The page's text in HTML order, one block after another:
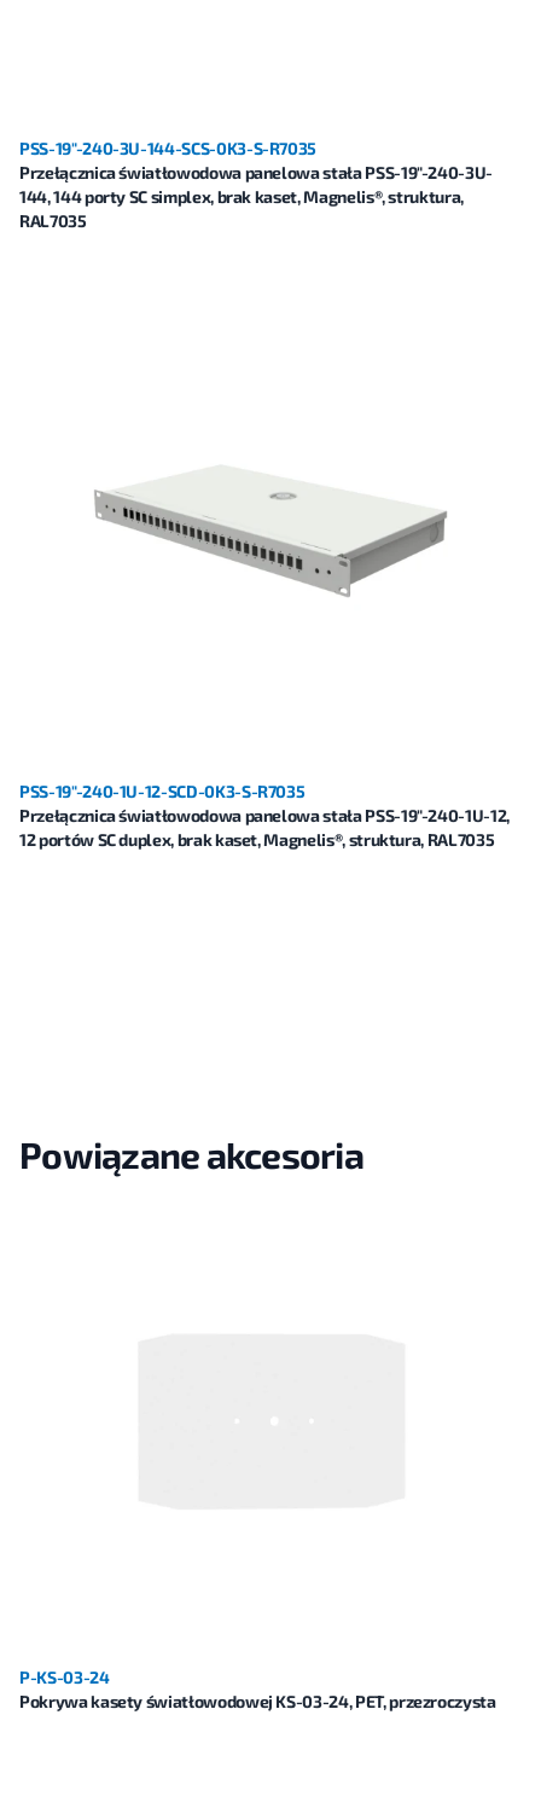
PSS-19"-240-3U-144-SCS-0K3-S-R7035
Przełącznica światłowodowa panelowa stała PSS-19"-240-3U-
144, 144 porty SC simplex, brak kaset, Magnelis®, struktura,
RAL7035
PSS-19"-240-1U-12-SCD-0K3-S-R7035
Przełącznica światłowodowa panelowa stała PSS-19"-240-1U-12,
12 portów SC duplex, brak kaset, Magnelis®, struktura, RAL7035
Powiązane akcesoria
P-KS-03-24
Pokrywa kasety światłowodowej KS-03-24, PET, przezroczysta